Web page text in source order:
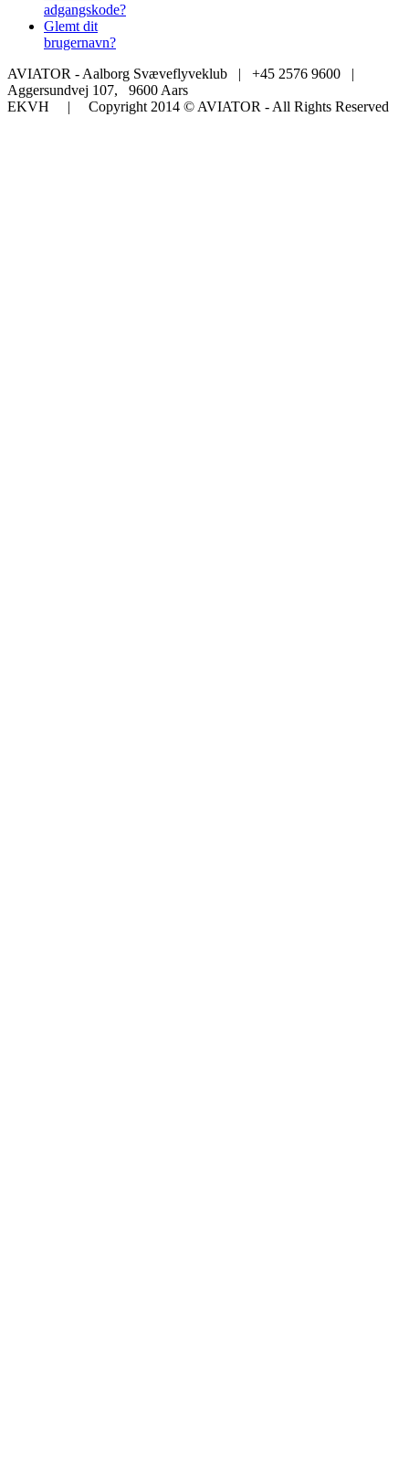
adgangskode?
Glemt dit
brugernavn?
AVIATOR - Aalborg Svæveflyveklub | +45 2576 9600 |
Aggersundvej 107, 9600 Aars
EKVH | Copyright 2014 © AVIATOR - All Rights Reserved